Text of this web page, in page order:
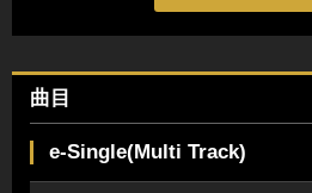
曲目
e-Single(Multi Track)